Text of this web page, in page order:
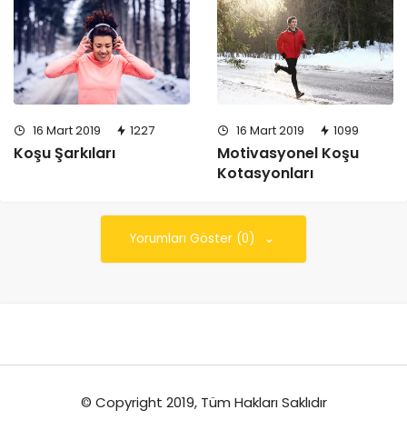
16 Mart 2019 1227
Koşu Şarkıları
16 Mart 2019 1099
Motivasyonel Koşu
Kotasyonları
Yorumları Göster (0)
© Copyright 2019, Tüm Hakları Saklıdır